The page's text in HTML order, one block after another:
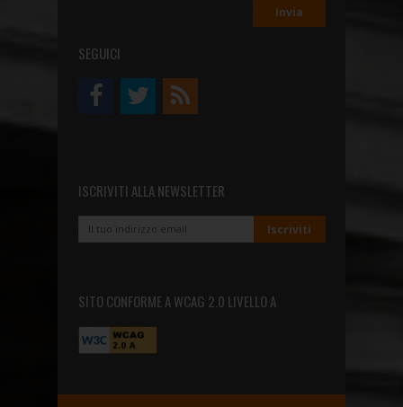
SEGUICI
ISCRIVITI ALLA NEWSLETTER
SITO CONFORME A WCAG 2.0 LIVELLO A